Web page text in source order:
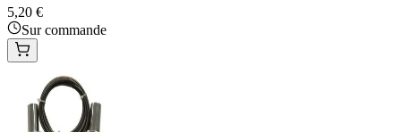
5,20 €
Sur commande